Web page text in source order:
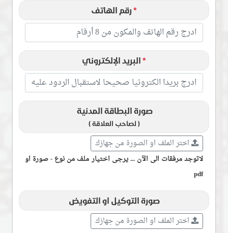
* رقم الهاتف
* البريد الإلكتروني
صورة البطاقة المدنية
( لصاحب العلاقة )
لاتوجد مرفقات الى الآن ... يرجى اختيار ملف من نوع - صورة او
pdf
صورة التوكيل او التفويض